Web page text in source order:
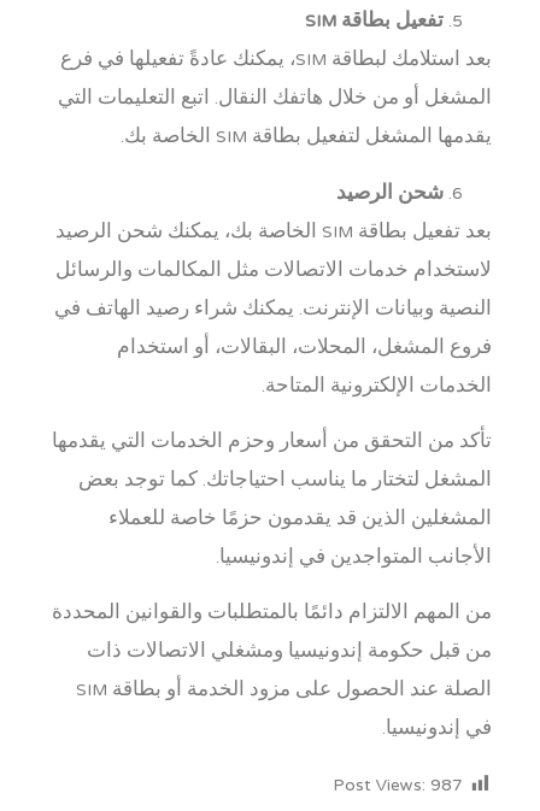
تفعيل بطاقة SIM
بعد استلامك لبطاقة SIM، يمكنك عادةً تفعيلها في فرع
المشغل أو من خلال هاتفك النقال. اتبع التعليمات التي
يقدمها المشغل لتفعيل بطاقة SIM الخاصة بك.
شحن الرصيد
بعد تفعيل بطاقة SIM الخاصة بك، يمكنك شحن الرصيد
لاستخدام خدمات الاتصالات مثل المكالمات والرسائل
النصية وبيانات الإنترنت. يمكنك شراء رصيد الهاتف في
فروع المشغل، المحلات، البقالات، أو استخدام
الخدمات الإلكترونية المتاحة.
تأكد من التحقق من أسعار وحزم الخدمات التي يقدمها
المشغل لتختار ما يناسب احتياجاتك. كما توجد بعض
المشغلين الذين قد يقدمون حزمًا خاصة للعملاء
الأجانب المتواجدين في إندونيسيا.
من المهم الالتزام دائمًا بالمتطلبات والقوانين المحددة
من قبل حكومة إندونيسيا ومشغلي الاتصالات ذات
الصلة عند الحصول على مزود الخدمة أو بطاقة SIM
في إندونيسيا.
Post Views:987